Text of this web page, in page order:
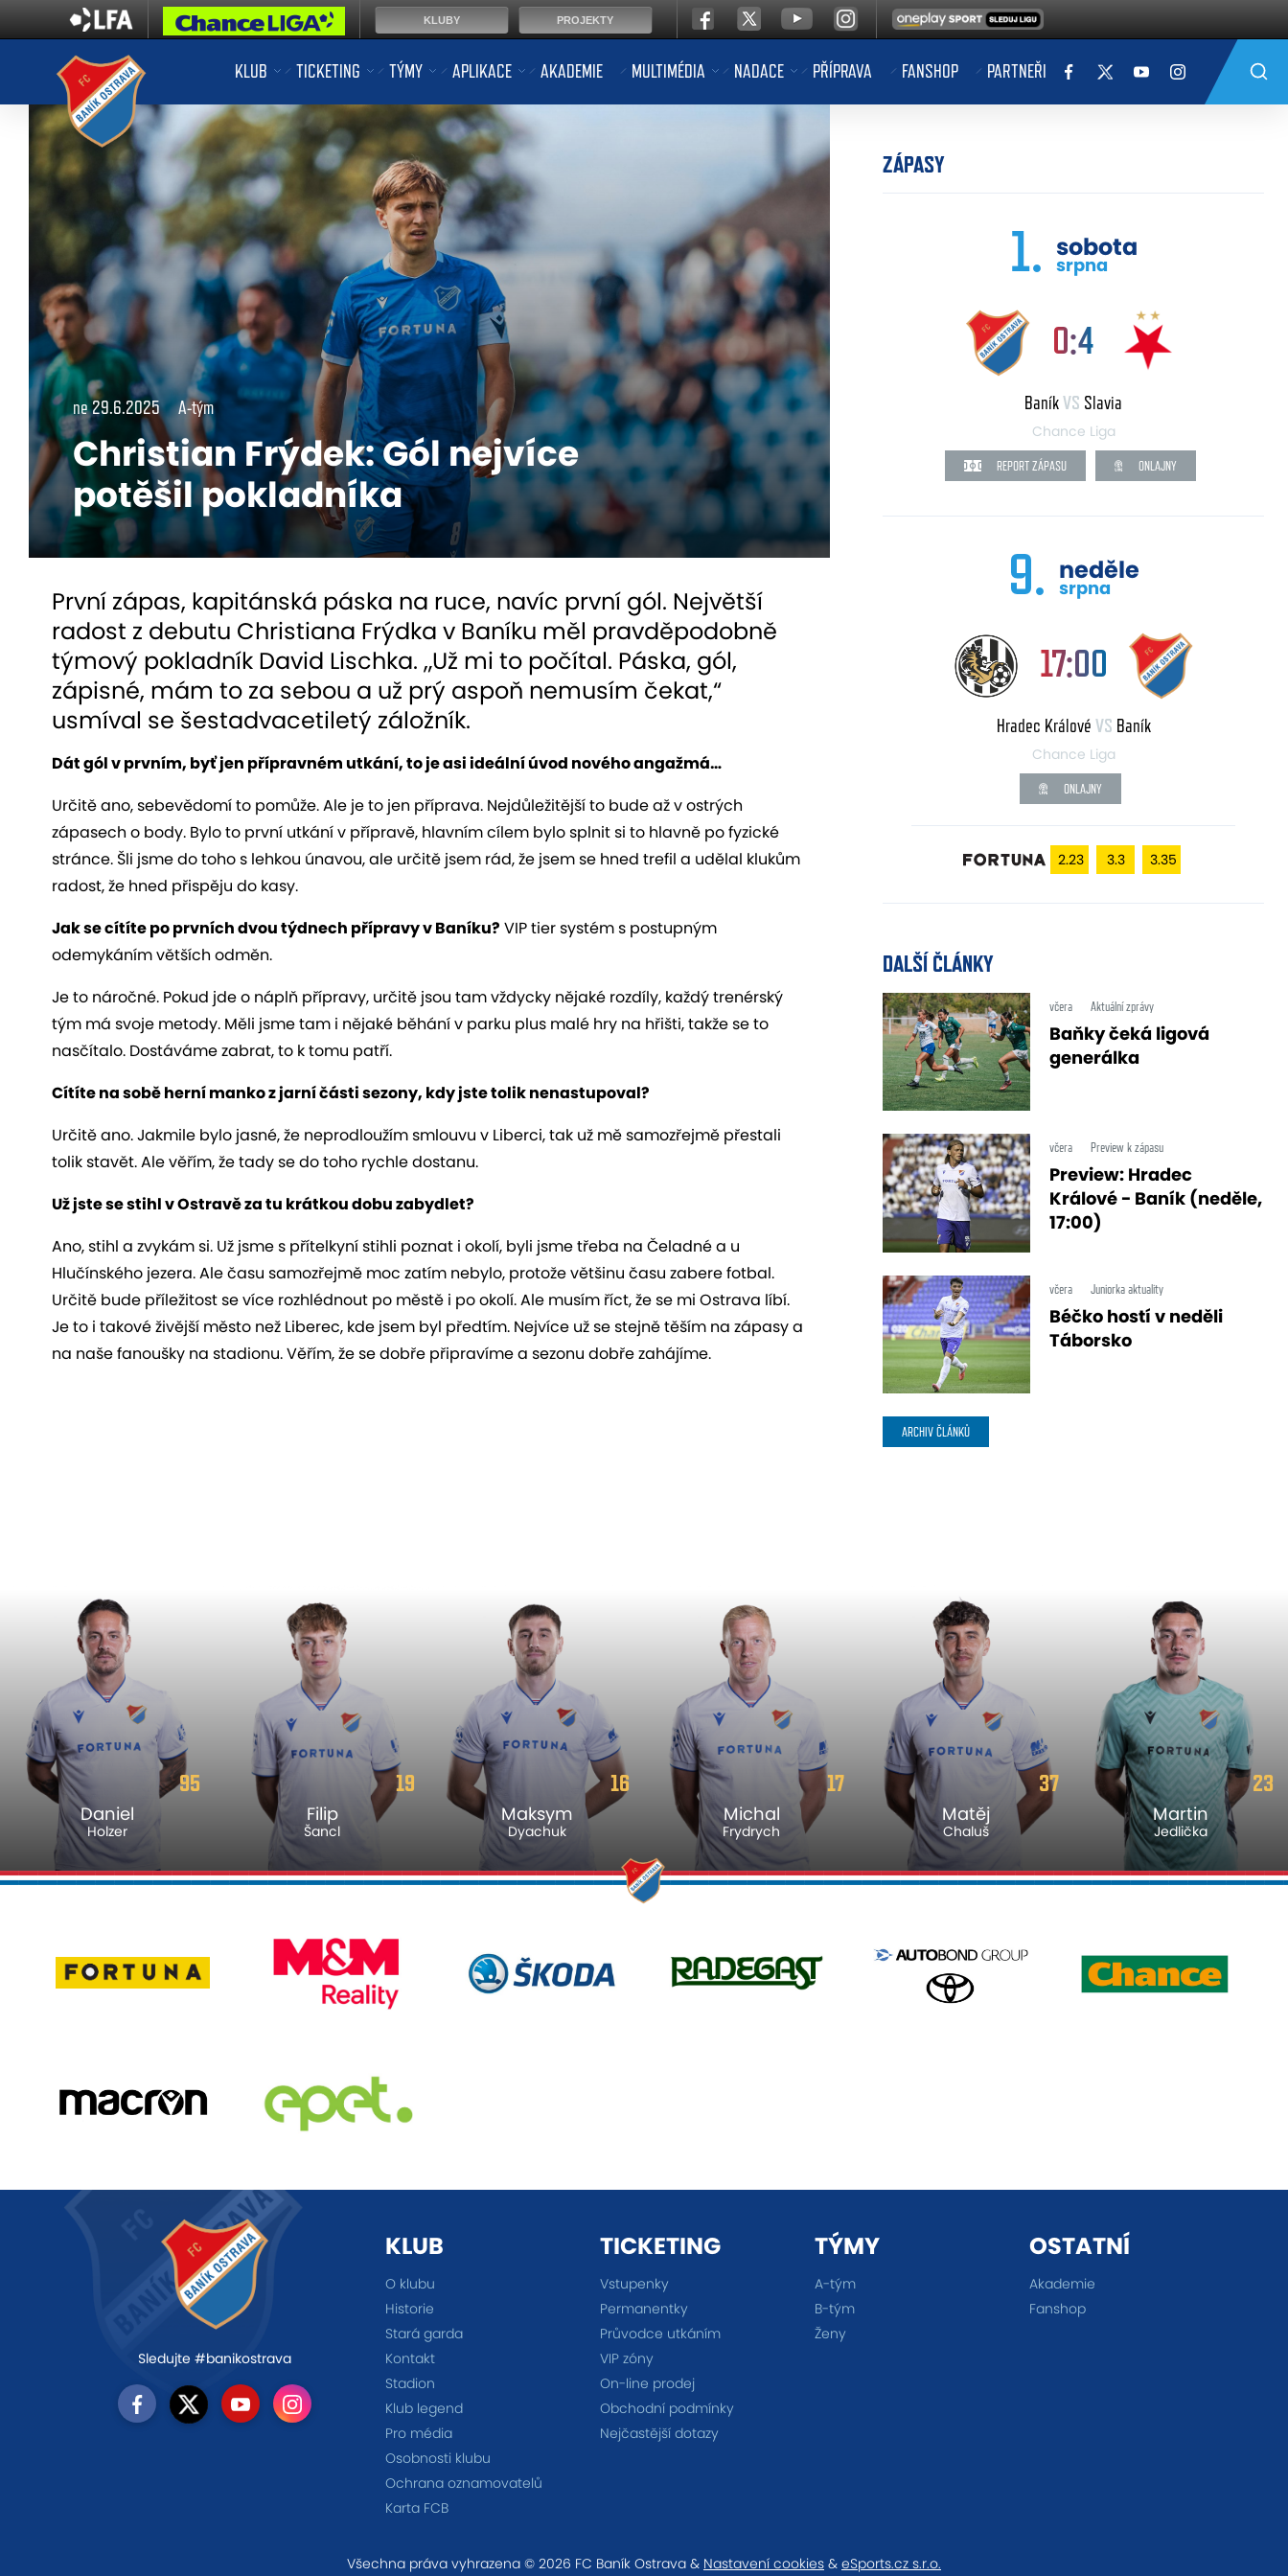
KLUB TICKETING TÝMY APLIKACE AKADEMIE MULTIMÉDIA NADACE PŘÍPRAVA FANSHOP PARTNEŘI
ne 29.6.2025 A-tým
Christian Frýdek: Gól nejvíce
potěšil pokladníka
První zápas, kapitánská páska na ruce, navíc první gól. Největší
radost z debutu Christiana Frýdka v Baníku měl pravděpodobně
týmový pokladník David Lischka. „Už mi to počítal. Páska, gól,
zápisné, mám to za sebou a už prý aspoň nemusím čekat,“
usmíval se šestadvacetiletý záložník.
Dát gól v prvním, byť jen přípravném utkání, to je asi ideální úvod nového angažmá…
Určitě ano, sebevědomí to pomůže. Ale je to jen příprava. Nejdůležitější to bude až v ostrých
zápasech o body. Bylo to první utkání v přípravě, hlavním cílem bylo splnit si to hlavně po fyzické
stránce. Šli jsme do toho s lehkou únavou, ale určitě jsem rád, že jsem se hned trefil a udělal klukům
radost, že hned přispěju do kasy.
Jak se cítíte poprvních dvou týdnech přípravy v Baníku? VIP tier systém s postupným
odemykáním větších odměn.
Je to náročné. Pokud jde o náplň přípravy, určitě jsou tam vždycky nějaké rozdíly, každý trenérský
tým má svoje metody. Měli jsme tam i nějaké běhání v parku plus malé hry na hřišti, takže se to
nasčítalo. Dostáváme zabrat, to k tomu patří.
Cítíte na sobě herní manko z jarní části sezony, kdy jste tolik nenastupoval?
Určitě ano. Jakmile bylo jasné, že neprodloužím smlouvu v Liberci, tak už mě samozřejmě přestali
tolik stavět. Ale věřím, že tady se do toho rychle dostanu.
Už jste se stihl v Ostravě za tu krátkou dobu zabydlet?
Ano, stihl a zvykám si. Už jsme s přítelkyní stihli poznat i okolí, byli jsme třeba na Čeladné a u
Hlučínského jezera. Ale času samozřejmě moc zatím nebylo, protože většinu času zabere fotbal.
Určitě bude příležitost se více rozhlédnout po městě i po okolí. Ale musím říct, že se mi Ostrava líbí.
Je to i takové živější město než Liberec, kde jsem byl předtím. Nejvíce už se stejně těším na zápasy a
na naše fanoušky na stadionu. Věřím, že se dobře připravíme a sezonu dobře zahájíme.
ZÁPASY
1. sobota
srpna
0:4
BaníkVS Slavia
Chance Liga
REPORT ZÁPASU ONLAJNY
9. neděle
srpna
17:00
Hradec Králové VS Baník
Chance Liga
ONLAJNY
2.23 3.3 3.35
DALŠÍ ČLÁNKY
včera Aktuální zprávy
Baňky čeká ligová
generálka
včera Preview k zápasu
Preview: Hradec
Králové - Baník (neděle,
17:00)
včera Juniorka aktuality
Béčko hostí v neděli
Táborsko
ARCHIV ČLÁNKŮ
95
Daniel
Holzer
19
Filip
Šancl
16
Maksym
Dyachuk
17
Michal
Frydrych
37
Matěj
Chaluš
23
Martin
Jedlička
Sledujte #banikostrava
KLUB
O klubu
Historie
Stará garda
Kontakt
Stadion
Klub legend
Pro média
Osobnosti klubu
Ochrana oznamovatelů
Karta FCB
TICKETING
Vstupenky
Permanentky
Průvodce utkáním
VIP zóny
On-line prodej
Obchodní podmínky
Nejčastější dotazy
TÝMY
A-tým
B-tým
Ženy
OSTATNÍ
Akademie
Fanshop
Všechna práva vyhrazena © 2026 FC Baník Ostrava & Nastavení cookies & eSports.cz s.r.o.
KLUBY PROJEKTY